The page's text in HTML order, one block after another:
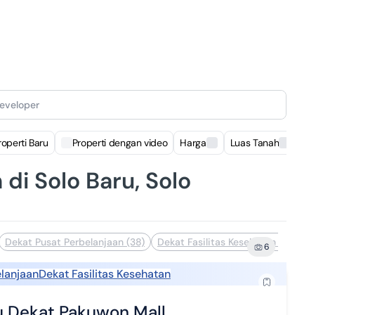
Baru Properti dengan video Harga Luas Tanah
Solo Baru, Solo
Dekat Pusat Perbelanjaan (38) Dekat Fasilitas Kesehatan (35)
6
Dekat Fasilitas Kesehatan